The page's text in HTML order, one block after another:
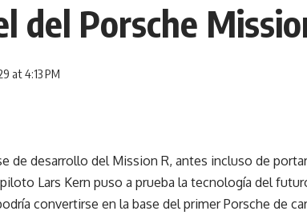
del Porsche
at 4:13 PM
de desarrollo del Mission R, antes incluso de
Lars Kern puso a prueba la tecnología del
convertirse en la base del primer Porsche de